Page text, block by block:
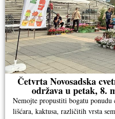
Četvrta Novosadska
održava u petak, 8.
Nemojte propustiti bogatu
lišćara, kaktusa, različitih vrsta